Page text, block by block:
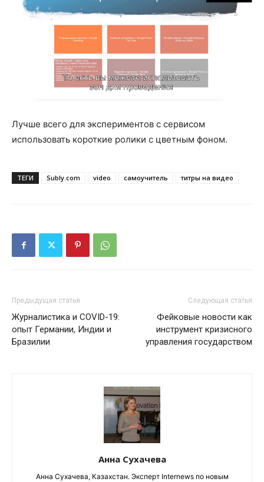
Лучше всего для экспериментов с сервисом
использовать короткие ролики с цветным фоном.
ТЕГИ Subly.com video самоучитель титры на видео
Предыдущая статья
Журналистика и COVID-19:
опыт Германии, Индии и
Бразилии
Следующая статья
Фейковые новости как
инструмент кризисного
управления государством
Анна Сухачева
Анна Сухачева, Казахстан. Эксперт Internews по новым